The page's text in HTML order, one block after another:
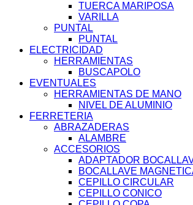
TUERCA MARIPOSA
VARILLA
PUNTAL
PUNTAL
ELECTRICIDAD
HERRAMIENTAS
BUSCAPOLO
EVENTUALES
HERRAMIENTAS DE MANO
NIVEL DE ALUMINIO
FERRETERIA
ABRAZADERAS
ALAMBRE
ACCESORIOS
ADAPTADOR
BOCALLAVE
CEPILLO CIRCULAR
CEPILLO CONICO